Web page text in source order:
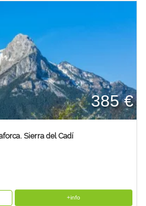
385 €
Sierra del Cadí
+info